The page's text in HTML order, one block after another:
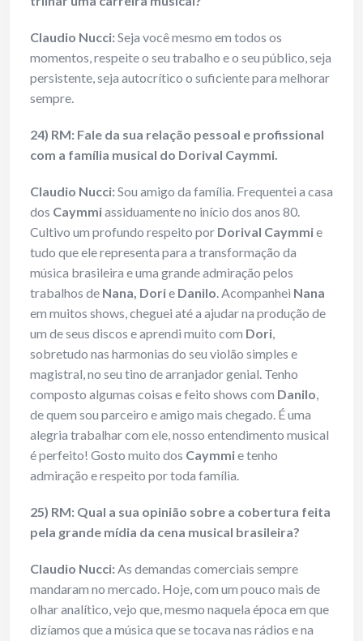
Claudio Nucci:Seja você mesmo em todos os
momentos, respeite o seu trabalho e o seu público, seja
persistente, seja autocrítico o suficiente para melhorar
sempre.
24) RM: Fale da sua relação pessoal e profissional
com a família musical do Dorival Caymmi.
Claudio Nucci:Sou amigo da família. Frequentei a casa
dos Caymmiassiduamente no início dos anos 80.
Cultivo um profundo respeito por Dorival Caymmie
tudo que ele representa para a transformação da
música brasileira e uma grande admiração pelos
trabalhos de Nana, Dorie Danilo. Acompanhei Nana
em muitos shows, cheguei até a ajudar na produção de
um de seus discos e aprendi muito com Dori,
sobretudo nas harmonias do seu violão simples e
magistral, no seu tino de arranjador genial. Tenho
composto algumas coisas e feito shows com Danilo,
de quem sou parceiro e amigo mais chegado. É uma
alegria trabalhar com ele, nosso entendimento musical
é perfeito! Gosto muito dos Caymmie tenho
admiração e respeito por toda família.
25) RM: Qual a sua opinião sobre a cobertura feita
pela grande mídia da cena musical brasileira?
Claudio Nucci:As demandas comerciais sempre
mandaram no mercado. Hoje, com um pouco mais de
olhar analítico, vejo que, mesmo naquela época em que
dizíamos que a música que se tocava nas rádios e na